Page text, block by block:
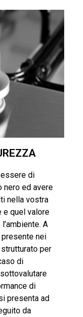
di
nero ed avere
nella vostra
e quel valore
A
nei
per
di
di
presenta ad
da